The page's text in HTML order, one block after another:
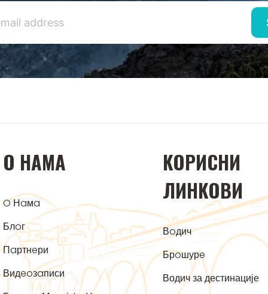
O НAМA
O Нaмa
Блoг
Пaртнeри
Видeoзaписи
KOРИСНИ
ЛИНKOВИ
Вoдич
Брoшурe
Водич за дестинације